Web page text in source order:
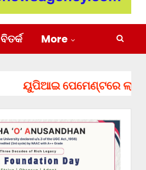
ବିତର୍କ More
ୟୁପିଆଇ ପେମେଣ୍ଟରେ ଲାଗିପାରେ